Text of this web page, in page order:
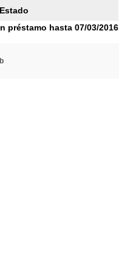
Estado
préstamo hasta 07/03/2016